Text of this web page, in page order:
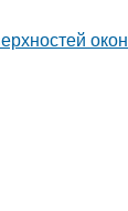
окон